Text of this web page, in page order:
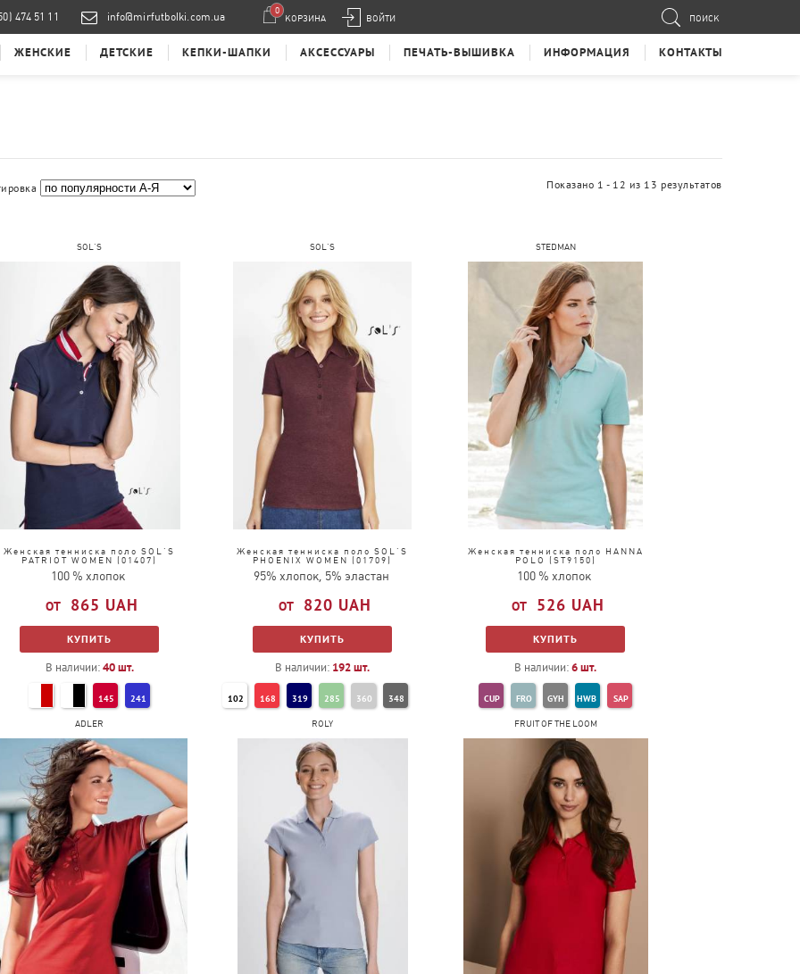
474 51 11 info@mirfutbolki.com.ua ВОЙТИ
0
КОРЗИНА
ПОИСК
ЖЕНСКИЕ ДЕТСКИЕ КЕПКИ-ШАПКИ АКСЕССУАРЫ ПЕЧАТЬ-ВЫШИВКА ИНФОРМАЦИЯ КОНТАКТЫ
Показано 1 - 12 из 13 результатов
SOL'S
Женская тенниска поло SOL'S
PATRIOT WOMEN (01407)
100 % хлопок
865 UAH
КУПИТЬ
В наличии:40шт.
145 241
SOL'S
Женская тенниска поло SOL'S
PHOENIX WOMEN (01709)
95% хлопок, 5% эластан
820 UAH
КУПИТЬ
В наличии: 192шт.
102 168 319 285 360 348
STEDMAN
Женская тенниска поло HANNA
POLO (ST9150)
100 % хлопок
526 UAH
КУПИТЬ
В наличии:6шт.
CUP FRO GYH HWB SAP
ADLER ROLY FRUIT OF THE LOOM